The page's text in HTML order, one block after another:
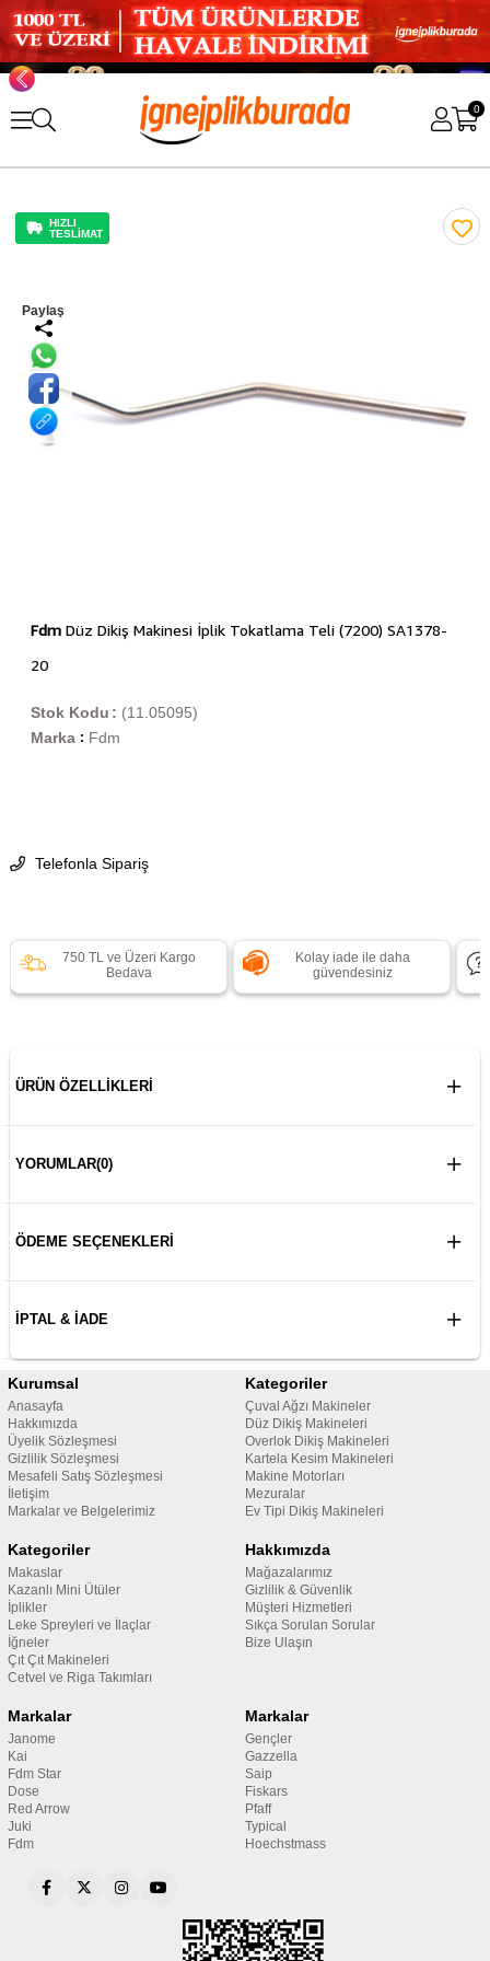
0
HIZLI
TESLİMAT
Paylaş
FdmDüz Dikiş Makinesi İplik Tokatlama Teli (7200) SA1378-
20
(11.05095)
Stok Kodu
Marka : Fdm
Telefonla Sipariş
750 TL ve Üzeri Kargo
Bedava
Kolay iade ile daha
güvendesiniz
ÜRÜN ÖZELLIKLERI
YORUMLAR(0)
ÖDEME SEÇENEKLERI
İPTAL & İADE
Kurumsal
Anasayfa
Hakkımızda
Üyelik Sözleşmesi
Gizlilik Sözleşmesi
Mesafeli Satış Sözleşmesi
İletişim
Markalar ve Belgelerimiz
Kategoriler
Çuval Ağzı Makineler
Düz Dikiş Makineleri
Overlok Dikiş Makineleri
Kartela Kesim Makineleri
Makine Motorları
Mezuralar
Ev Tipi Dikiş Makineleri
Kategoriler
Makaslar
Kazanlı Mini Ütüler
İplikler
Leke Spreyleri ve İlaçlar
İğneler
Çıt Çıt Makineleri
Cetvel ve Riga Takımları
Hakkımızda
Mağazalarımız
Gizlilik & Güvenlik
Müşteri Hizmetleri
Sıkça Sorulan Sorular
Bize Ulaşın
Markalar
Janome
Kai
Fdm Star
Dose
Red Arrow
Juki
Fdm
Markalar
Gençler
Gazzella
Saip
Fiskars
Pfaff
Typical
Hoechstmass